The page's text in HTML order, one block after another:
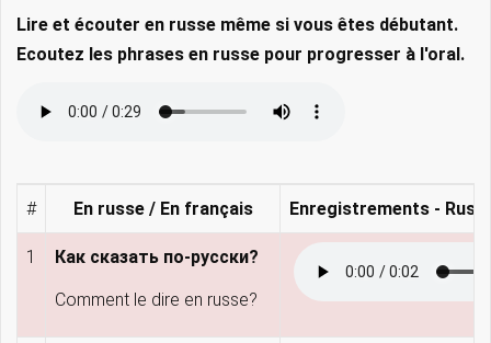
Lire et écouter en russe même si vous êtes débutant.
Ecoutez les phrases en russe pour progresser à l'oral.
# En russe / En français Enregistrements -
1 Как сказать по-русски?
Comment le dire en russe?